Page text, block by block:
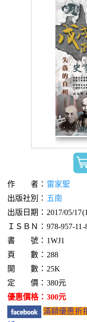
作 者： 雷家聖
出版社別： 五南
出版日期：2017/05/
ＩＳＢＮ：978-957-11-
書 號：1WJ1
頁 數：288
開 數：25K
定 價：380元
優惠價格：300元
滿額優惠折